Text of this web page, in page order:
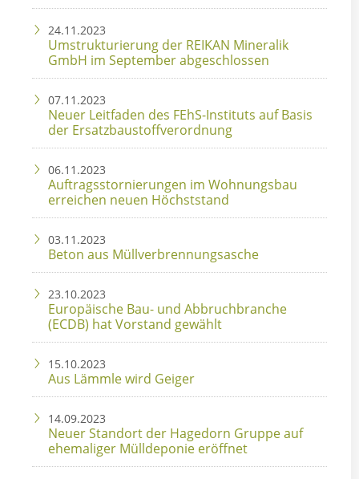
24.11.2023
Umstrukturierung der REIKAN Mineralik
GmbH im September abgeschlossen
07.11.2023
Neuer Leitfaden des FEhS-Instituts auf Basis
der Ersatzbaustoffverordnung
06.11.2023
Auftragsstornierungen im Wohnungsbau
erreichen neuen Höchststand
03.11.2023
Beton aus Müllverbrennungsasche
23.10.2023
Europäische Bau- und Abbruchbranche
(ECDB) hat Vorstand gewählt
15.10.2023
Aus Lämmle wird Geiger
14.09.2023
Neuer Standort der Hagedorn Gruppe auf
ehemaliger Mülldeponie eröffnet